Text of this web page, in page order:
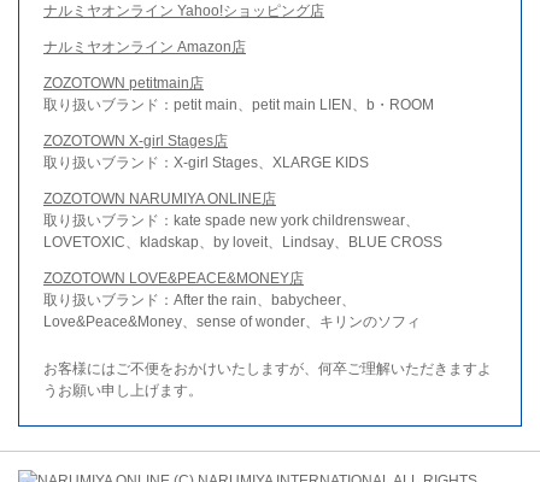
ナルミヤオンライン Yahoo!ショッピング店
ナルミヤオンライン Amazon店
ZOZOTOWN petitmain店
取り扱いブランド：petit main、petit main LIEN、b・ROOM
ZOZOTOWN X-girl Stages店
取り扱いブランド：X-girl Stages、XLARGE KIDS
ZOZOTOWN NARUMIYA ONLINE店
取り扱いブランド：kate spade new york childrenswear、
LOVETOXIC、kladskap、by loveit、Lindsay、BLUE CROSS
ZOZOTOWN LOVE&PEACE&MONEY店
取り扱いブランド：After the rain、babycheer、
Love&Peace&Money、sense of wonder、キリンのソフィ
お客様にはご不便をおかけいたしますが、何卒ご理解いただきますよ
うお願い申し上げます。